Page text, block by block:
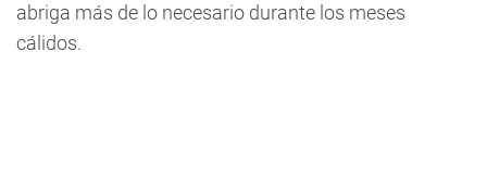
abriga más de lo necesario durante los meses
cálidos.